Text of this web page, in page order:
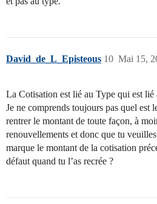
David_de_L_Episteous Mai 15,
10
La Cotisation est lié au Type qui est lié
Je ne comprends toujours pas quel
rentrer le montant de toute façon, à
renouvellements et donc que tu
marque le montant de la cotisation
défaut quand tu l’as recrée ?